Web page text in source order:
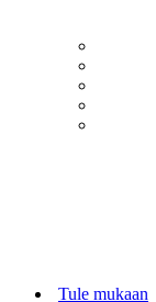
Tule mukaan